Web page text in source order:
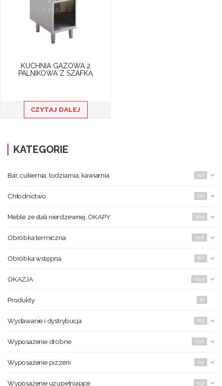
KUCHNIA GAZOWA 2
PALNIKOWA Z SZAFKĄ
CZYTAJ DALEJ
KATEGORIE
Bar, cukiernia, lodziarnia, kawiarnia (50)
Chłodnictwo (68)
Meble ze stali nierdzewnej, OKAPY (169)
Obróbka termiczna (202)
Obróbka wstępna (87)
OKAZJA (249)
Produkty (0)
Wydawanie i dystrybucja (82)
Wyposażenie drobne (790)
Wyposażenie pizzerii (25)
Wyposażenie uzupełniające (54)